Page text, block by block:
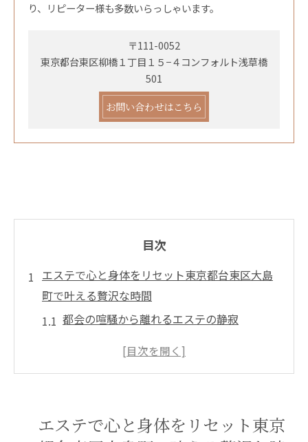
り、リピーター様も多数いらっしゃいます。
〒111-0052
東京都台東区柳橋１丁目１５−４コンフォルト浅草橋
501
お問い合わせはこちら
目次
エステで心と身体をリセット東京都台東区大島
町で叶える贅沢な時間
都会の喧騒から離れるエステの静寂
プロの技術で肌が甦る至福の時間
東京都台東区大島町での特別なエステ体験
エステで心と身体をリセット東京